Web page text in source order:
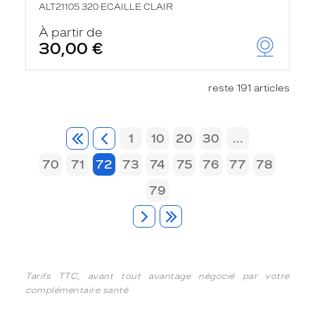
ALT21105 320 ECAILLE CLAIR
À partir de
30,00 €
reste 191 articles
1 10 20 30
...
70
71 72 73 74 75 76 77
78
79
Tarifs TTC, avant tout avantage négocié par votre
complémentaire santé